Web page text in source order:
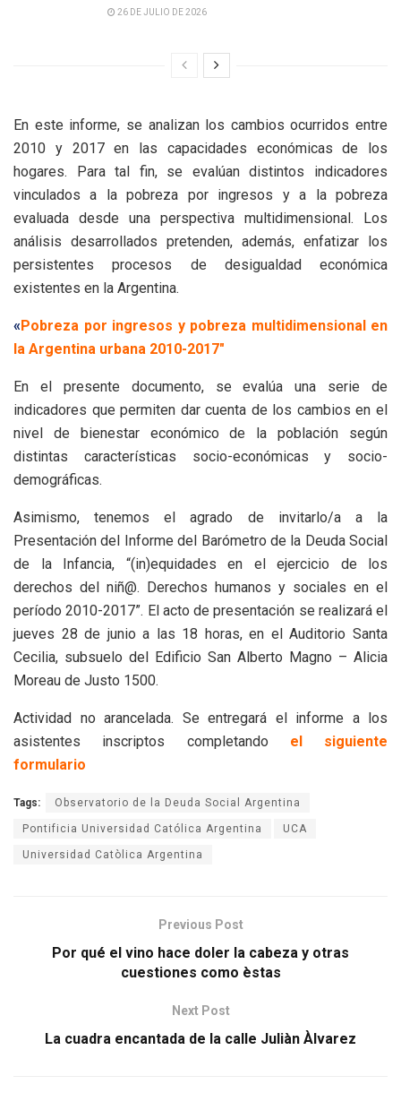
26 DE JULIO DE 2026
En este informe, se analizan los cambios ocurridos entre
2010 y 2017 en las capacidades económicas de los
hogares. Para tal fin, se evalúan distintos indicadores
vinculados a la pobreza por ingresos y a la pobreza
evaluada desde una perspectiva multidimensional. Los
análisis desarrollados pretenden, además, enfatizar los
persistentes procesos de desigualdad económica
existentes en la Argentina.
«Pobreza por ingresos y pobreza multidimensional en
la Argentina urbana 2010-2017″
En el presente documento, se evalúa una serie de
indicadores que permiten dar cuenta de los cambios en el
nivel de bienestar económico de la población según
distintas características socio-económicas y socio-
demográficas.
Asimismo, tenemos el agrado de invitarlo/a a la
Presentación del Informe del Barómetro de la Deuda Social
de la Infancia, “(in)equidades en el ejercicio de los
derechos del niñ@. Derechos humanos y sociales en el
período 2010-2017”. El acto de presentación se realizará el
jueves 28 de junio a las 18 horas, en el Auditorio Santa
Cecilia, subsuelo del Edificio San Alberto Magno – Alicia
Moreau de Justo 1500.
Actividad no arancelada. Se entregará el informe a los
asistentes inscriptos completando el siguiente
formulario
Tags: Observatorio de la Deuda Social Argentina
Pontificia Universidad Católica Argentina UCA
Universidad Catòlica Argentina
Previous Post
Por qué el vino hace doler la cabeza y otras
cuestiones como èstas
Next Post
La cuadra encantada de la calle Juliàn Àlvarez